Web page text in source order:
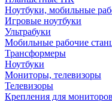
Ноутбуки, мобильные
Игровые ноутбуки
Ультрабуки
Мобильные рабочие
Трансформеры
Ноутбуки
Мониторы, телевизоры
Телевизоры
Крепления для